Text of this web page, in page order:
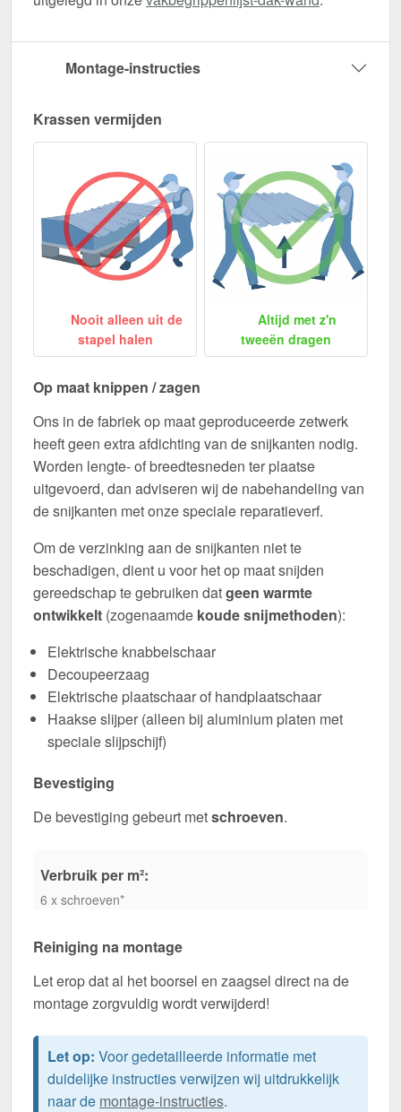
Montage-instructies
Krassen vermijden
Nooit alleen uit de
stapel halen
Altijd met z'n
tweeën dragen
Op maat knippen / zagen
Ons in de fabriek op maat geproduceerde zetwerk
heeft geen extra afdichting van de snijkanten nodig.
Worden lengte- of breedtesneden ter plaatse
uitgevoerd, dan adviseren wij de nabehandeling van
de snijkanten met onze speciale reparatieverf.
Om de verzinking aan de snijkanten niet te
beschadigen, dient u voor het op maat snijden
gereedschap te gebruiken datgeen warmte
ontwikkelt (zogenaamde koude snijmethoden):
Elektrische knabbelschaar
Decoupeerzaag
Elektrische plaatschaar of handplaatschaar
Haakse slijper (alleen bij aluminium platen met
speciale slijpschijf)
Bevestiging
De bevestiging gebeurt metschroeven.
Verbruik per m²:
6 x schroeven*
Reiniging na montage
Let erop dat al het boorsel en zaagsel direct na de
montage zorgvuldig wordt verwijderd!
Let op: Voor gedetailleerde informatie met
duidelijke instructies verwijzen wij uitdrukkelijk
naar de montage-instructies.